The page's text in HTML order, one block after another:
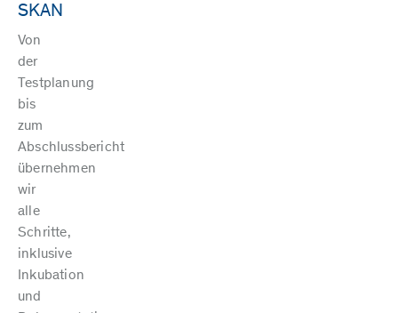
SKAN
Von
der
Testplanung
bis
zum
Abschlussbericht
übernehmen
wir
alle
Schritte,
inklusive
Inkubation
und